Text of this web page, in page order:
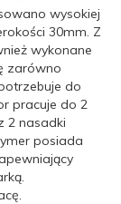
wysokiej
30mm. Z
wykonane
zarówno
do
pracuje do 2
2 nasadki
posiada